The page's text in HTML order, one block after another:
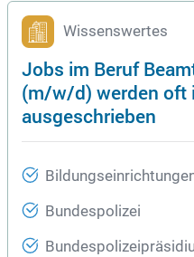
Wissenswertes
Jobs im Beruf
(m/w/d) werden oft
ausgeschrieben
Bundespolizei